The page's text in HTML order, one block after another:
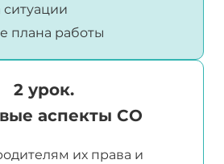
ситуации
плана работы
2 урок.
аспекты СО
их права и